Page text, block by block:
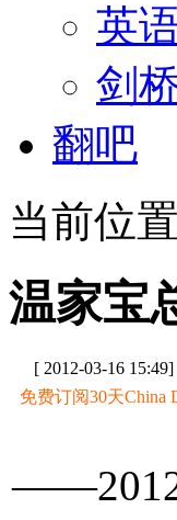
英
剑
翻吧
当前位
温家宝
[ 2012-03-16 15:49]
免费订阅30天China
——2012